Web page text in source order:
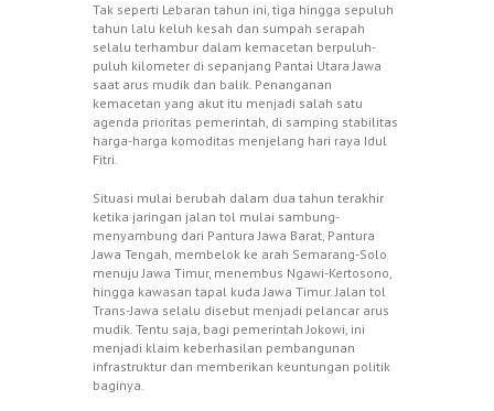
Tak seperti Lebaran tahun ini, tiga hingga sepuluh
tahun lalu keluh kesah dan sumpah serapah
selalu terhambur dalam kemacetan berpuluh-
puluh kilometer di sepanjang Pantai Utara Jawa
saat arus mudik dan balik. Penanganan
kemacetan yang akut itu menjadi salah satu
agenda prioritas pemerintah, di samping stabilitas
harga-harga komoditas menjelang hari raya Idul
Fitri.
Situasi mulai berubah dalam dua tahun terakhir
ketika jaringan jalan tol mulai sambung-
menyambung dari Pantura Jawa Barat, Pantura
Jawa Tengah, membelok ke arah Semarang-Solo
menuju Jawa Timur, menembus Ngawi-Kertosono,
hingga kawasan tapal kuda Jawa Timur. Jalan tol
Trans-Jawa selalu disebut menjadi pelancar arus
mudik. Tentu saja, bagi pemerintah Jokowi, ini
menjadi klaim keberhasilan pembangunan
infrastruktur dan memberikan keuntungan politik
baginya.